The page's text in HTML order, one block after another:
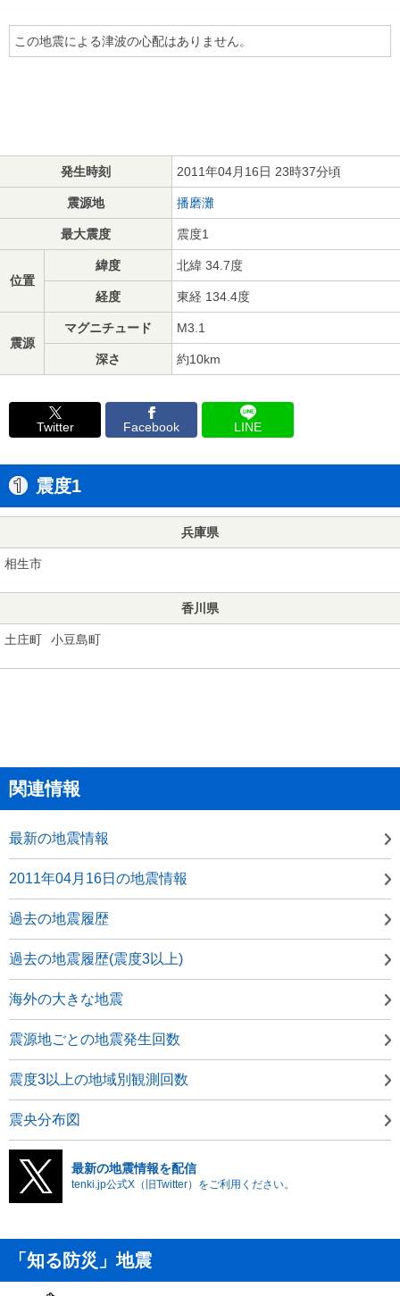
この地震による津波の心配はありません。
発生時刻 2011年04月16日 23時37分頃
震源地 播磨灘
最大震度 震度1
位置
緯度 北緯 34.7度
経度 東経 134.4度
震源
マグニチュード M3.1
深さ 約10km
Twitter Facebook LINE
震度1
兵庫県
相生市
香川県
土庄町 小豆島町
関連情報
最新の地震情報
2011年04月16日の地震情報
過去の地震履歴
過去の地震履歴(震度3以上)
海外の大きな地震
震源地ごとの地震発生回数
震度3以上の地域別観測回数
震央分布図
最新の地震情報を配信
tenki.jp公式X（旧Twitter）をご利用ください。
「知る防災」地震